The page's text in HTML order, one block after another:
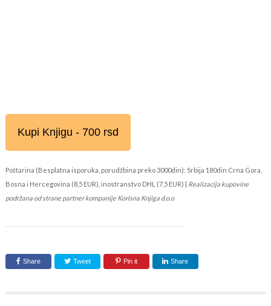
Kupi Knjigu - 700 rsd
Poštarina (Besplatna isporuka, porudžbina preko 3000din): Srbija 180din Crna Gora,
Bosna i Hercegovina (8,5 EUR), inostranstvo DHL (7,5 EUR) | Realizacija kupovine
podržana od strane partner kompanije Korisna Knjiga d.o.o
Share Tweet Pin it Share